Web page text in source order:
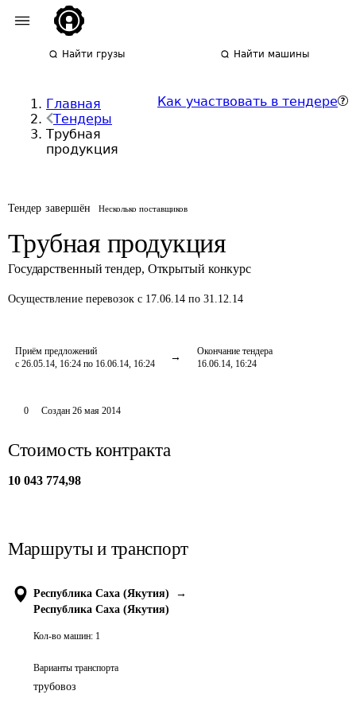
Найти грузы Найти машины
Главная
Тендеры
Трубная
продукция
Как участвовать в тендере
Тендер завершён Несколько поставщиков
Трубная продукция
Государственный тендер, Открытый конкурс
Осуществление перевозок с 17.06.14 по 31.12.14
Приём предложений
с 26.05.14, 16:24 по 16.06.14, 16:24
Окончание тендера
16.06.14, 16:24
0 Создан 26 мая 2014
Стоимость контракта
10 043 774,98
Маршруты и транспорт
Республика Саха (Якутия)
→
Республика Саха (Якутия)
Кол-во машин: 1
Варианты транспорта
трубовоз